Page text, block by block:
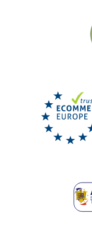
Colanți 3/